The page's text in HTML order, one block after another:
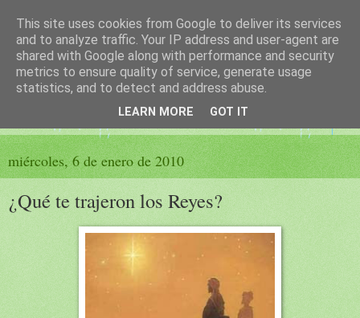
El sueño de las palabras
PÁGINA LITERARIA DE FELISA MORENO
miércoles, 6 de enero de 2010
¿Qué te trajeron los Reyes?
This site uses cookies from Google to deliver its services
and to analyze traffic. Your IP address and user-agent are
shared with Google along with performance and security
metrics to ensure quality of service, generate usage
statistics, and to detect and address abuse.
LEARN MORE GOT IT